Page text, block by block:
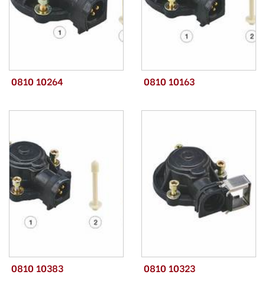
0810 10264 0810 10163
0810 10383 0810 10323